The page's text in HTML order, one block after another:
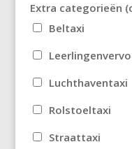
Extra categorieën
Beltaxi
Luchthaventaxi
Rolstoeltaxi
Straattaxi